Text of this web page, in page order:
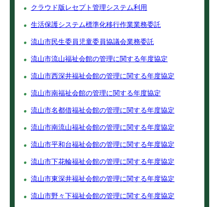
クラウド版レセプト管理システム利用
生活保護システム標準化移行作業業務委託
流山市民生委員児童委員協議会業務委託
流山市流山福祉会館の管理に関する年度協定
流山市西深井福祉会館の管理に関する年度協定
流山市南福祉会館の管理に関する年度協定
流山市名都借福祉会館の管理に関する年度協定
流山市南流山福祉会館の管理に関する年度協定
流山市平和台福祉会館の管理に関する年度協定
流山市下花輪福祉会館の管理に関する年度協定
流山市東深井福祉会館の管理に関する年度協定
流山市野々下福祉会館の管理に関する年度協定